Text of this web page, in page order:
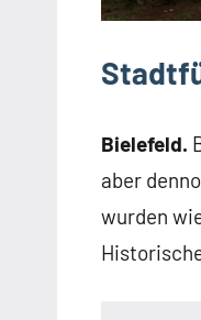
Bielefeld.
aber
wurden